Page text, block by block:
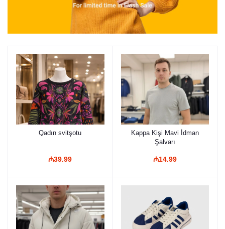
Qadın svitşotu
₼39.99
Kappa Kişi Mavi İdman
Şalvarı
₼14.99